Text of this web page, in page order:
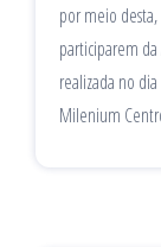
por meio desta,
participarem da
realizada no
Milenium